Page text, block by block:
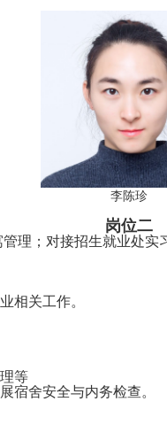
李陈珍
岗位二
理；对接招生就业处实
相关工作。
等
宿舍安全与内务检查。